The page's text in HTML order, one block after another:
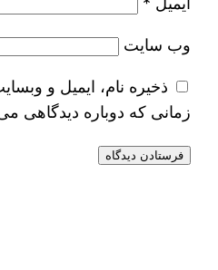
وب‌ سایت
ذخیره نام، ایمیل و
زمانی که دوباره دیدگاهی